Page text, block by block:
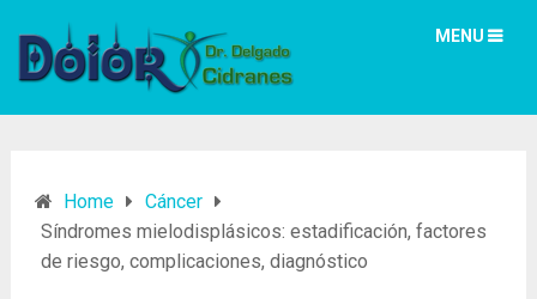
MENU
Home
Cáncer
Síndromes mielodisplásicos: estadificación, factores
de riesgo, complicaciones, diagnóstico